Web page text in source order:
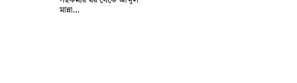
মান্না…